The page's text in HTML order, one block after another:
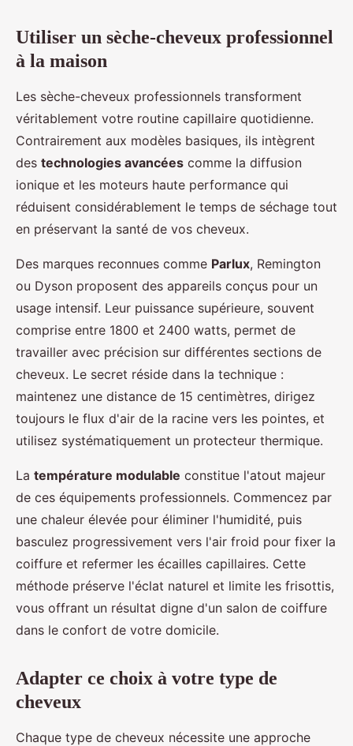
Utiliser un sèche-cheveux professionnel
à la maison
Les sèche-cheveux professionnels transforment
véritablement votre routine capillaire quotidienne.
Contrairement aux modèles basiques, ils intègrent
des technologies avancées comme la diffusion
ionique et les moteurs haute performance qui
réduisent considérablement le temps de séchage tout
en préservant la santé de vos cheveux.
Des marques reconnues comme Parlux, Remington
ou Dyson proposent des appareils conçus pour un
usage intensif. Leur puissance supérieure, souvent
comprise entre 1800 et 2400 watts, permet de
travailler avec précision sur différentes sections de
cheveux. Le secret réside dans la technique :
maintenez une distance de 15 centimètres, dirigez
toujours le flux d'air de la racine vers les pointes, et
utilisez systématiquement un protecteur thermique.
La température modulable constitue l'atout majeur
de ces équipements professionnels. Commencez par
une chaleur élevée pour éliminer l'humidité, puis
basculez progressivement vers l'air froid pour fixer la
coiffure et refermer les écailles capillaires. Cette
méthode préserve l'éclat naturel et limite les frisottis,
vous offrant un résultat digne d'un salon de coiffure
dans le confort de votre domicile.
Adapter ce choix à votre type de
cheveux
Chaque type de cheveux nécessite une approche